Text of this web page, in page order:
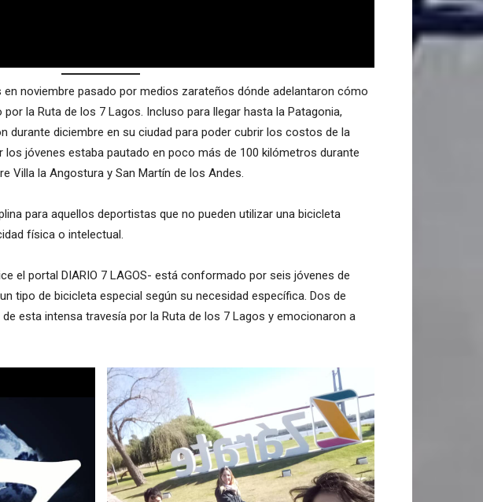
noviembre pasado por medios zarateños dónde adelantaron cómo
la Ruta de los 7 Lagos. Incluso para llegar hasta la Patagonia,
durante diciembre en su ciudad para poder cubrir los costos de la
los jóvenes estaba pautado en poco más de 100 kilómetros durante
Villa la Angostura y San Martín de los Andes.
para aquellos deportistas que no pueden utilizar una bicicleta
física o intelectual.
el portal DIARIO 7 LAGOS- está conformado por seis jóvenes de
tipo de bicicleta especial según su necesidad específica. Dos de
esta intensa travesía por la Ruta de los 7 Lagos y emocionaron a